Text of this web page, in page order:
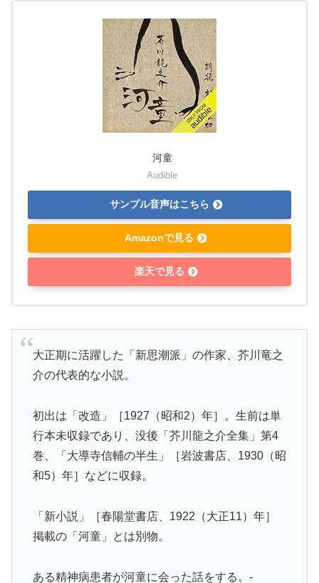
河童
Audible
サンプル音声はこちら
Amazonで見る
楽天で見る
大正期に活躍した「新思潮派」の作家、芥川竜之
介の代表的な小説。
初出は「改造」［1927（昭和2）年］。生前は単
行本未収録であり、没後「芥川龍之介全集」第4
巻、「大導寺信輔の半生」［岩波書店、1930（昭
和5）年］などに収録。
「新小説」［春陽堂書店、1922（大正11）年］
掲載の「河童」とは別物。
ある精神病患者が河童に会った話をする。-